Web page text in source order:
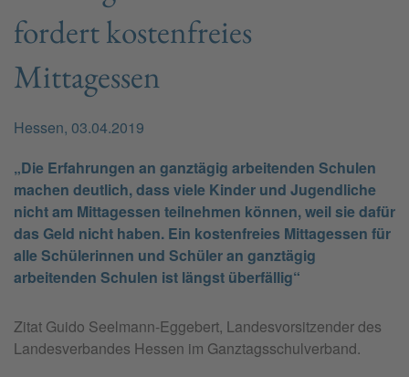
fordert kostenfreies
Mittagessen
Hessen, 03.04.2019
„Die Erfahrungen an ganztägig arbeitenden Schulen
machen deutlich, dass viele Kinder und Jugendliche
nicht am Mittagessen teilnehmen können, weil sie dafür
das Geld nicht haben. Ein kostenfreies Mittagessen für
alle Schülerinnen und Schüler an ganztägig
arbeitenden Schulen ist längst überfällig“
Zitat Guido Seelmann-Eggebert, Landesvorsitzender des
Landesverbandes Hessen im Ganztagsschulverband.